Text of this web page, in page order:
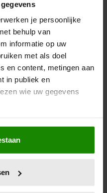
je persoonlijke
behulp van
informatie op uw
met als doel
en content, metingen aan
in publiek en
wie uw gegevens
graag:
uw geografische
nauwkeurig kan zijn
(fingerprinting)